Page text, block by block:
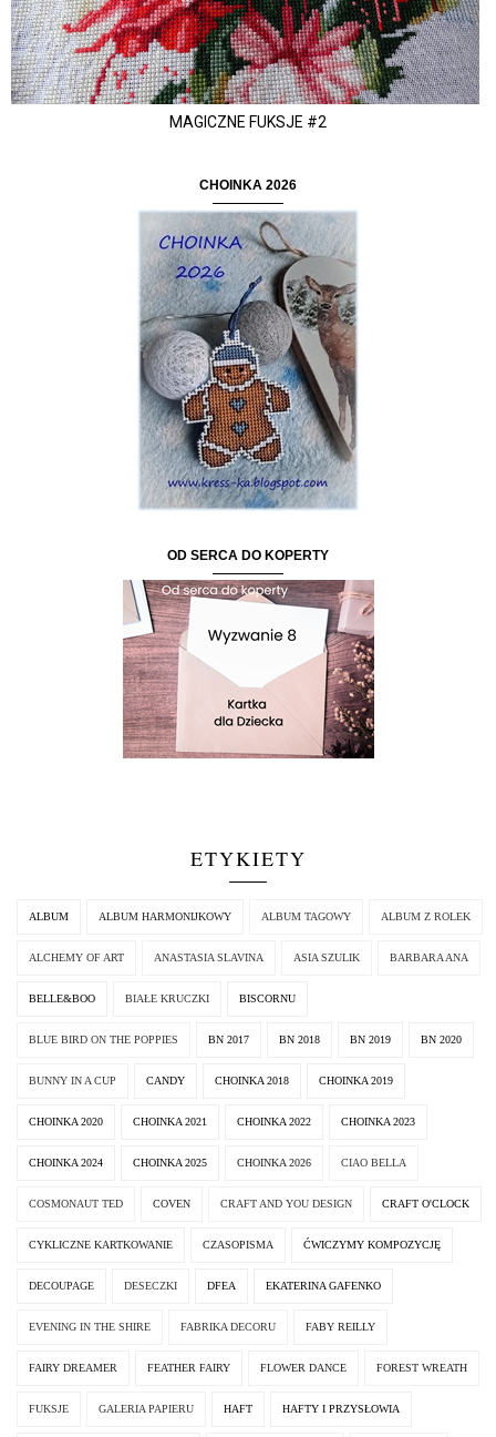
MAGICZNE FUKSJE #2
CHOINKA 2026
OD SERCA DO KOPERTY
ETYKIETY
ALBUM ALBUM HARMONIJKOWY ALBUM TAGOWY ALBUM Z ROLEK
ALCHEMY OF ART ANASTASIA SLAVINA ASIA SZULIK BARBARA ANA
BELLE&BOO BIAŁE KRUCZKI BISCORNU
BLUE BIRD ON THE POPPIES BN 2017 BN 2018 BN 2019 BN 2020
BUNNY IN A CUP CANDY CHOINKA 2018 CHOINKA 2019
CHOINKA 2020 CHOINKA 2021 CHOINKA 2022 CHOINKA 2023
CHOINKA 2024 CHOINKA 2025 CHOINKA 2026 CIAO BELLA
COSMONAUT TED COVEN CRAFT AND YOU DESIGN CRAFT O'CLOCK
CYKLICZNE KARTKOWANIE CZASOPISMA ĆWICZYMY KOMPOZYCJĘ
DECOUPAGE DESECZKI DFEA EKATERINA GAFENKO
EVENING IN THE SHIRE FABRIKA DECORU FABY REILLY
FAIRY DREAMER FEATHER FAIRY FLOWER DANCE FOREST WREATH
FUKSJE GALERIA PAPIERU HAFT HAFTY I PRZYSŁOWIA